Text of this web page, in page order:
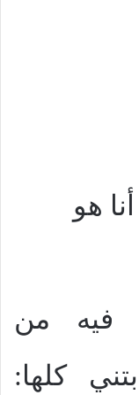
هو
فيه من
كلها: